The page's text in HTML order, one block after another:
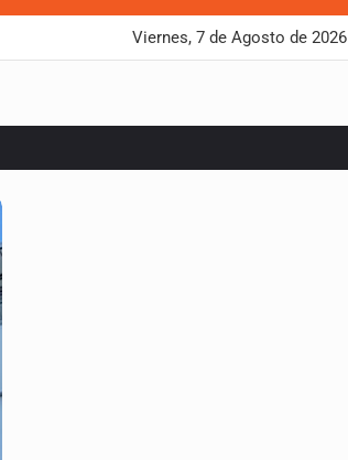
Viernes, 7 de Agosto de 2026